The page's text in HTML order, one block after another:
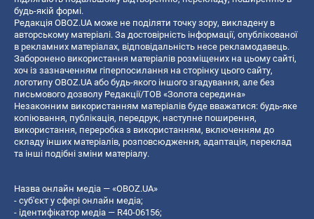
будь-якій формі.
Редакція OBOZ.UA може не поділяти точку зору, викладену в
авторському матеріалі. За достовірність інформації, опублікованої
в рекламних матеріалах, відповідальність несе рекламодавець.
Заборонено використання матеріалів розміщених на цьому сайті,
хоч із зазначенням гіперпосилання на сторінку цього сайту,
логотипу OBOZ.UA або будь-якого іншого згадування, але без
письмового дозволу Редакції/ТОВ «Золота середина»
Незаконним використанням матеріалів буде вважатися: будь-яке
копiювання, публiкацiя, передрук, наступне поширення,
використання, переробка з використанням, включенням до
складу інших матеріалів, розповсюдження, адаптація, переклад
та інші подібні зміни матеріалу.
Назва онлайн медіа — «OBOZ.UA»
- суб'єкт у сфері онлайн медіа;
- ідентифікатор медіа — R40-06156;